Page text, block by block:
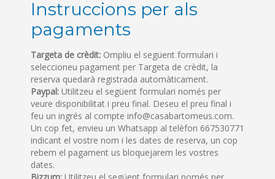
Instruccions per als
pagaments
Targeta de crèdit: Ompliu el següent formulari i
seleccioneu pagament per Targeta de crèdit, la
reserva quedarà registrada automàticament.
Paypal: Utilitzeu el següent formulari només per
veure disponibilitat i preu final. Deseu el preu final i
feu un ingrés al compte info@casabartomeus.com.
Un cop fet, envieu un Whatsapp al telèfon 667530771
indicant el vostre nom i les dates de reserva, un cop
rebem el pagament us bloquejarem les vostres
dates.